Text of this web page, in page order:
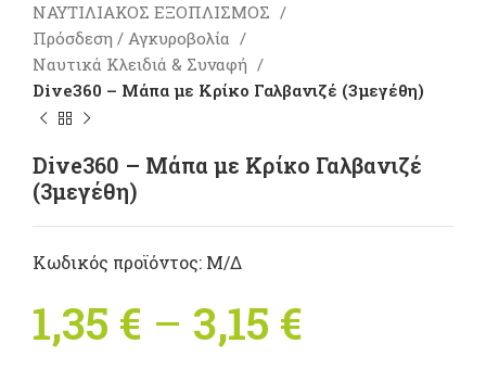
ΝΑΥΤΙΛΙΑΚΟΣ ΕΞΟΠΛΙΣΜΟΣ
Πρόσδεση / Αγκυροβολία
Ναυτικά Κλειδιά & Συναφή
Dive360 – Μάπα με Κρίκο Γαλβανιζέ (3μεγέθη)
Dive360 – Μάπα με Κρίκο Γαλβανιζέ
(3μεγέθη)
Κωδικός προϊόντος: Μ/Δ
1,35 € – 3,15 €